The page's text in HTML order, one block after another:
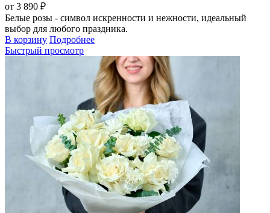
от 3 890 ₽
Белые розы - символ искренности и нежности, идеальный
выбор для любого праздника.
В корзину Подробнее
Быстрый просмотр